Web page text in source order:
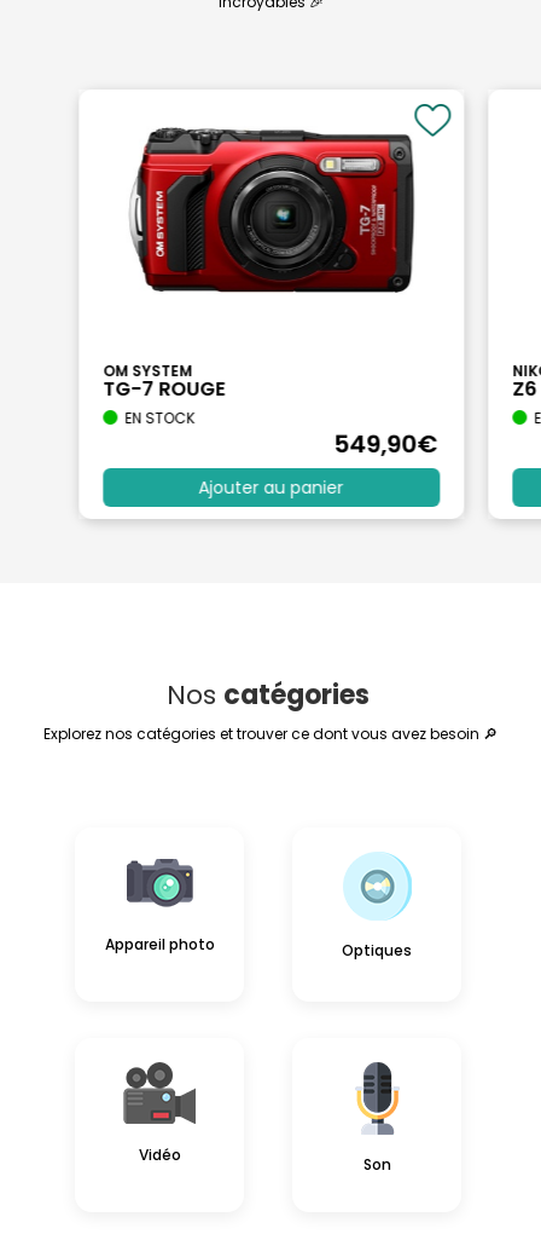
OM SYSTEM
TG-7 ROUGE
EN STOCK
549,90€
Ajouter au panier
Z6
Nos catégories
Explorez nos catégories et trouver ce dont vous avez besoin 🔎
Appareil photo Optiques
Vidéo Son